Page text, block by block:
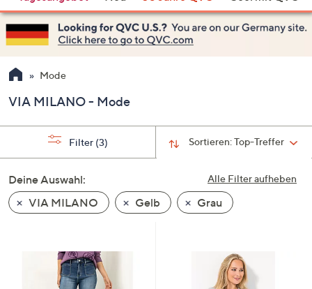
heute?
Vorschläge
verfügbar
sind,
verwenden
Sie
Pfeiltasten
nach
und
nach
unten
oder
Mode
VIA MILANO - Mode
Sortieren:Top-Treffer
Filter (3)
Alle Filter aufheben
Deine Auswahl:
VIA MILANO
Gelb Grau